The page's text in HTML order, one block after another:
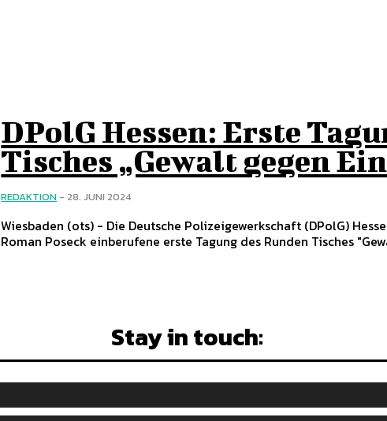
DPolG Hessen: Erste
Tisches „Gewalt gegen
REDAKTION - 28. JUNI 2024
Wiesbaden (ots) - Die Deutsche Polizeigewerkschaft (DPolG) Hessen begrüßt ausdrücklich die von Innenminister Prof. Dr.
Roman Poseck einberufene erste Tagung des Runden Tisches
Stay in touch: